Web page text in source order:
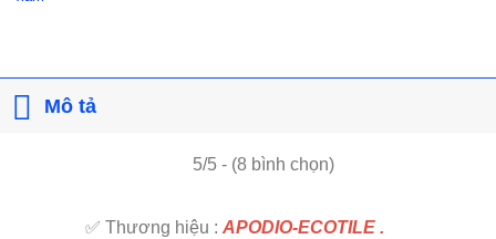
Mô tả
5/5 - (8 bình chọn)
✅ Thương hiệu : APODIO-ECOTILE .